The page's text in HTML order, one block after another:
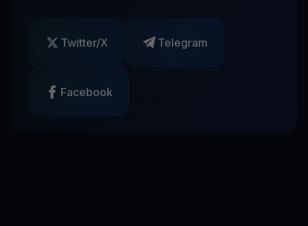
Twitter/X Telegram
Facebook